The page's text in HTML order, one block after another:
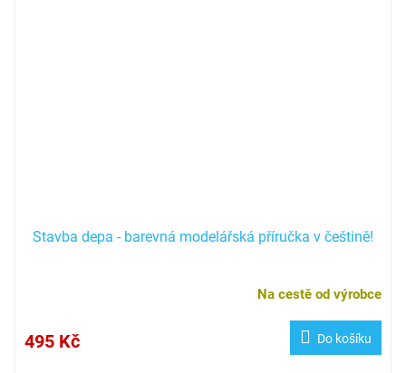
Stavba depa - barevná modelářská příručka v češtině!
Na cestě od výrobce
495 Kč Do košíku